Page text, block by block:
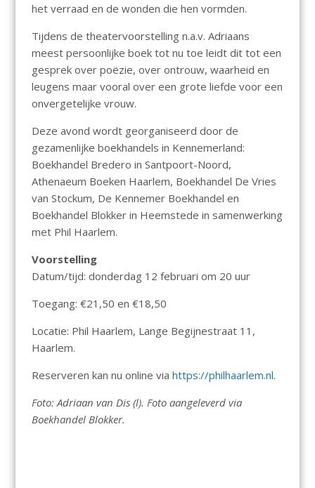
het verraad en de wonden die hen vormden.
Tijdens de theatervoorstelling n.a.v. Adriaans
meest persoonlijke boek tot nu toe leidt dit tot een
gesprek over poëzie, over ontrouw, waarheid en
leugens maar vooral over een grote liefde voor een
onvergetelijke vrouw.
Deze avond wordt georganiseerd door de
gezamenlijke boekhandels in Kennemerland:
Boekhandel Bredero in Santpoort-Noord,
Athenaeum Boeken Haarlem, Boekhandel De Vries
van Stockum, De Kennemer Boekhandel en
Boekhandel Blokker in Heemstede in samenwerking
met Phil Haarlem.
Voorstelling
Datum/tijd: donderdag 12 februari om 20 uur
Toegang: €21,50 en €18,50
Locatie: Phil Haarlem, Lange Begijnestraat 11,
Haarlem.
Reserveren kan nu online via https://philhaarlem.nl.
Foto: Adriaan van Dis (l). Foto aangeleverd via
Boekhandel Blokker.